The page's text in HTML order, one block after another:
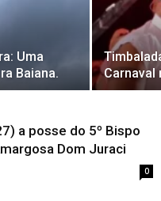
Uma
Baiana.
Carnaval
a posse do 5º Bispo
Dom Juraci
0